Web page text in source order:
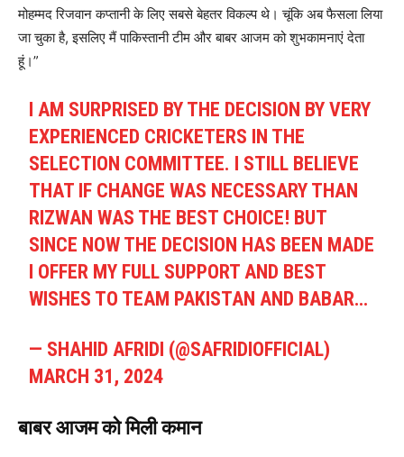
मोहम्मद रिजवान कप्तानी के लिए सबसे बेहतर विकल्प थे। चूंकि अब फैसला लिया
जा चुका है, इसलिए मैं पाकिस्तानी टीम और बाबर आजम को शुभकामनाएं देता
हूं।”
I AM SURPRISED BY THE DECISION BY VERY
EXPERIENCED CRICKETERS IN THE
SELECTION COMMITTEE. I STILL BELIEVE
THAT IF CHANGE WAS NECESSARY THAN
RIZWAN WAS THE BEST CHOICE! BUT
SINCE NOW THE DECISION HAS BEEN MADE
I OFFER MY FULL SUPPORT AND BEST
WISHES TO TEAM PAKISTAN AND BABAR…
— SHAHID AFRIDI (@SAFRIDIOFFICIAL)
MARCH 31, 2024
बाबर आजम को मिली कमान